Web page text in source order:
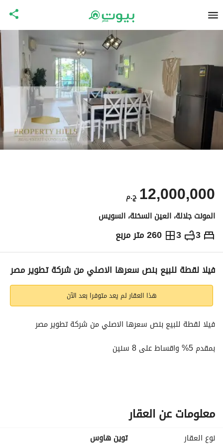
ج.م 12,000,000
المونت جلالة، العين السخنة، السويس
3
3 260 متر مربع ج.م12,000,000
التفاصيل الاتجاهات والمؤشرات رهن عقاري
فيلا لقطة للبيع بنص سعرها الاصلي من شركة تطوير مصر
هذا العقار لم يعد متوفرا بعد الآن
فيلا لقطة للبيع بنص سعرها الاصلي من شركة تطوير مصر
بمقدم 5% واقساط على 8 سنين
السعر المطلوب/12.000. 000
للاستعلام عن باقي التفاصيل/ عرض معلومات الاتصال
معلومات عن العقار
نوع العقار
توين هاوس